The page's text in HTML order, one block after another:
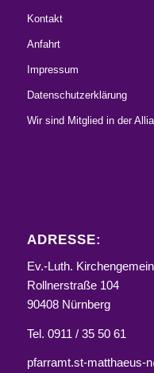
Kontakt
Anfahrt
Impressum
Datenschutzerklärung
Wir sind Mitglied in der
ADRESSE:
Ev.-Luth.
Rollnerstraße 104
90408 Nürnberg
Tel. 0911 / 35 50 61
pfarramt.st-matthaeus-